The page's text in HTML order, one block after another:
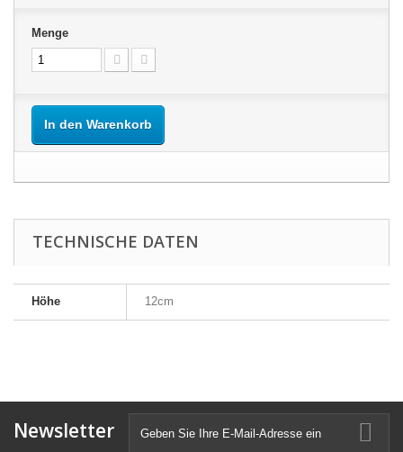
Menge
In den Warenkorb
TECHNISCHE DATEN
Höhe 12cm
Newsletter